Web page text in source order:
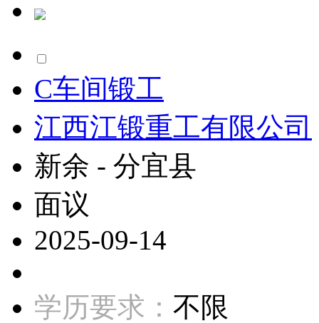
C车间锻工
江西江锻重工有限公司
新余 - 分宜县
面议
2025-09-14
学历要求： 不限